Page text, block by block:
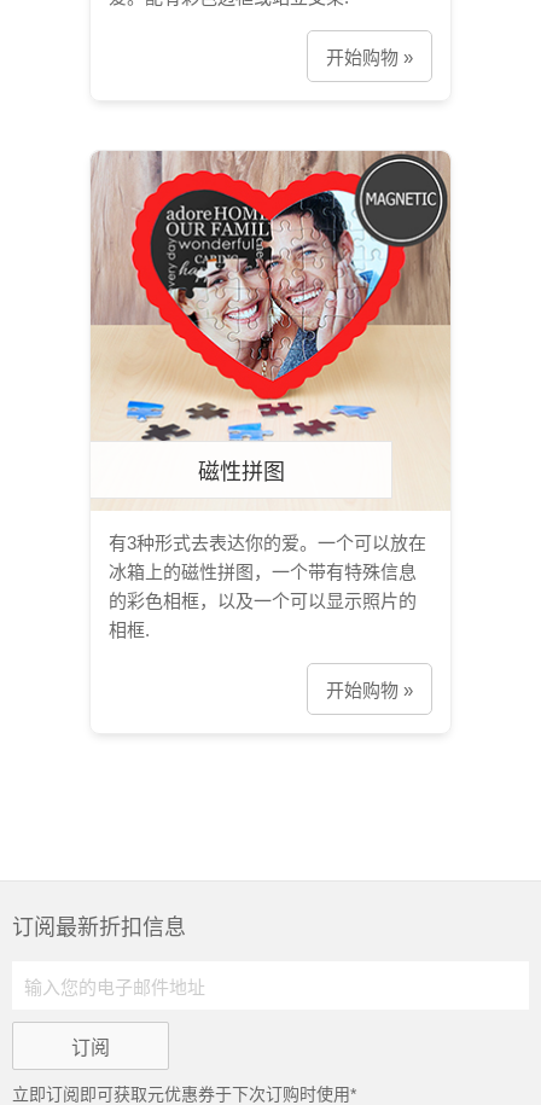
开始购物 »
磁性拼图
有3种形式去表达你的爱。一个可以放在
冰箱上的磁性拼图，一个带有特殊信息
的彩色相框，以及一个可以显示照片的
相框.
开始购物 »
订阅最新折扣信息
立即订阅即可获取元优惠券于下次订购时使用*